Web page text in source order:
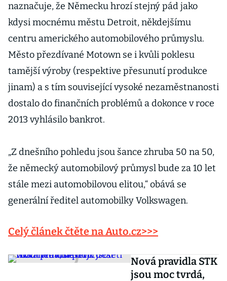
naznačuje, že Německu hrozí stejný pád jako
kdysi mocnému městu Detroit, někdejšímu
centru amerického automobilového průmyslu.
Město přezdívané Motown se i kvůli poklesu
tamější výroby (respektive přesunutí produkce
jinam) a s tím související vysoké nezaměstnanosti
dostalo do finančních problémů a dokonce v roce
2013 vyhlásilo bankrot.
„Z dnešního pohledu jsou šance zhruba 50 na 50,
že německý automobilový průmysl bude za 10 let
stále mezi automobilovou elitou,“ obává se
generální ředitel automobilky Volkswagen.
Celý článek čtěte na Auto.cz>>>
Nová pravidla STK
jsou moc tvrdá,